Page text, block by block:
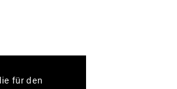
für den